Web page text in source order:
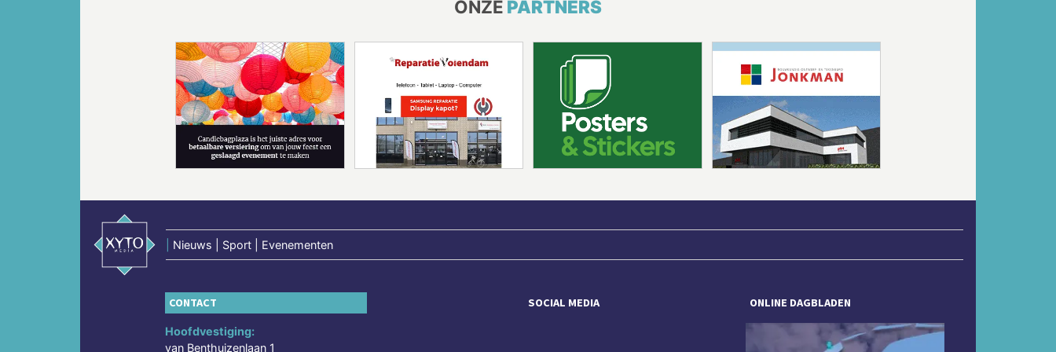
ONZE PARTNERS
Nieuws | Sport | Evenementen
CONTACT
Hoofdvestiging:
van Benthuizenlaan 1
SOCIAL MEDIA ONLINE DAGBLADEN